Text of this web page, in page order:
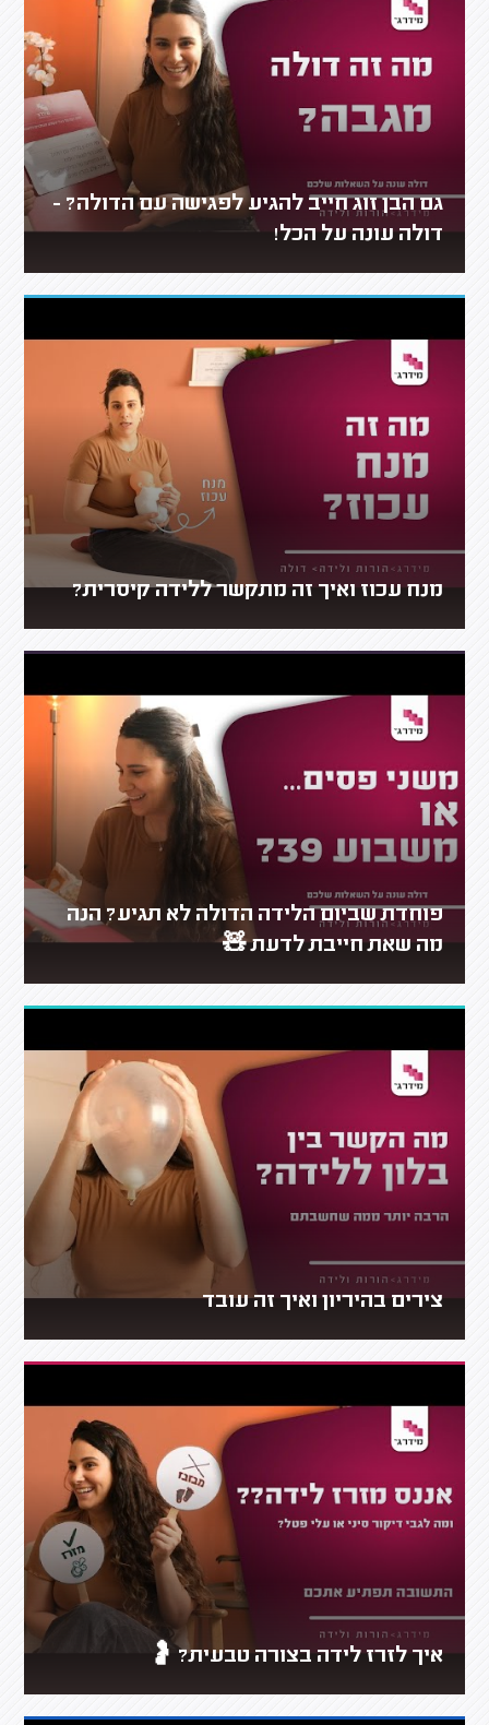
גם הבן זוג חייב להגיע לפגישה עם הדולה? -
דולה עונה על הכל!
מנח עכוז ואיך זה מתקשר ללידה קיסרית?
פוחדת שביום הלידה הדולה לא תגיע? הנה
מה שאת חייבת לדעת 🧸
צירים בהיריון ואיך זה עובד
איך לזרז לידה בצורה טבעית? 🤰